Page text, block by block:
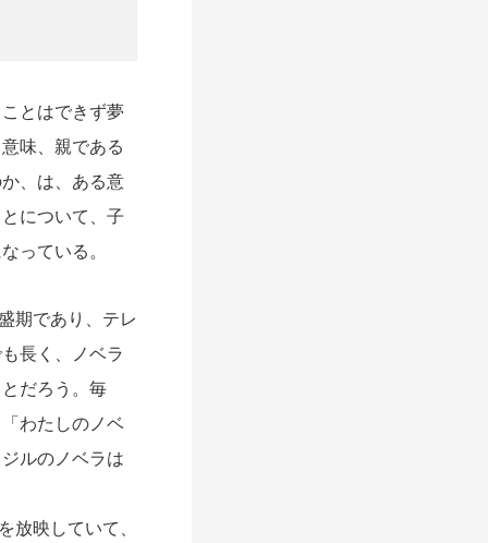
とはできず夢
味、親である
、は、ある意
について、子
っている。
期であり、テレ
長く、ノベラ
だろう。毎
わたしのノベ
ルのノベラは
映していて、